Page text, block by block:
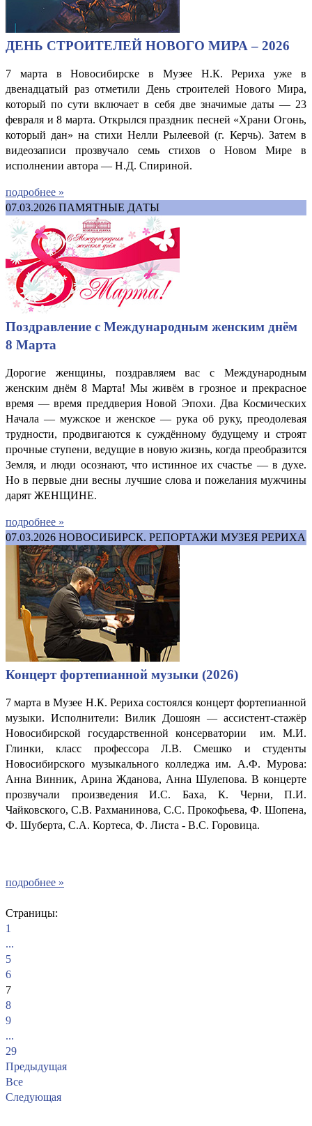
ДЕНЬ СТРОИТЕЛЕЙ НОВОГО МИРА – 2026
7 марта в Новосибирске в Музее Н.К. Рериха уже в
двенадцатый раз отметили День строителей Нового Мира,
который по сути включает в себя две значимые даты — 23
февраля и 8 марта. Открылся праздник песней «Храни Огонь,
который дан» на стихи Нелли Рылеевой (г. Керчь). Затем в
видеозаписи прозвучало семь стихов о Новом Мире в
исполнении автора — Н.Д. Спириной.
подробнее »
07.03.2026 ПАМЯТНЫЕ ДАТЫ
Поздравление с Международным женским днём
8 Марта
Дорогие женщины, поздравляем вас с Международным
женским днём 8 Марта! Мы живём в грозное и прекрасное
время — время преддверия Новой Эпохи. Два Космических
Начала — мужское и женское — рука об руку, преодолевая
трудности, продвигаются к суждённому будущему и строят
прочные ступени, ведущие в новую жизнь, когда преобразится
Земля, и люди осознают, что истинное их счастье — в духе.
Но в первые дни весны лучшие слова и пожелания мужчины
дарят ЖЕНЩИНЕ.
подробнее »
07.03.2026 НОВОСИБИРСК. РЕПОРТАЖИ МУЗЕЯ РЕРИХА
Концерт фортепианной музыки (2026)
7 марта в Музее Н.К. Рериха состоялся концерт фортепианной
музыки. Исполнители: Вилик Дошоян — ассистент-стажёр
Новосибирской государственной консерватории им. М.И.
Глинки, класс профессора Л.В. Смешко и студенты
Новосибирского музыкального колледжа им. А.Ф. Мурова:
Анна Винник, Арина Жданова, Анна Шулепова. В концерте
прозвучали произведения И.С. Баха, К. Черни, П.И.
Чайковского, С.В. Рахманинова, С.С. Прокофьева, Ф. Шопена,
Ф. Шуберта, С.А. Кортеса, Ф. Листа - В.С. Горовица.
подробнее »
Страницы:
1
...
5
6
7
8
9
...
29
Предыдущая
Все
Следующая